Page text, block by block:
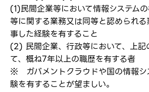
応募完了通知をする
転職報告をする
※パスワードを忘れた方はコチラ
新規会員登録
(1)民間企業等において情報システム
等に関する業務又は同等と認められ
事した経験を有すること
(2) 民間企業、行政等において、上記
て、概ね7年以上の職歴を有する者
※ ガバメントクラウドや国の情報シ
験を有することが望ましい。